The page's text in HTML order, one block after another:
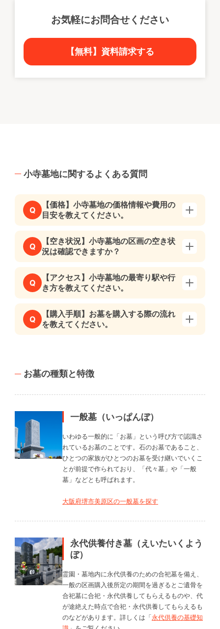
お気軽にお問合せください
【無料】資料請求する
小寺墓地に関するよくある質問
Q
【価格】小寺墓地の価格情報や費用の
目安を教えてください。
Q
【空き状況】小寺墓地の区画の空き状
況は確認できますか？
Q
【アクセス】小寺墓地の最寄り駅や行
き方を教えてください。
Q
【購入手順】お墓を購入する際の流れ
を教えてください。
お墓の種類と特徴
一般墓（いっぱんぼ）
いわゆる一般的に「お墓」という呼び方で認識さ
れているお墓のことです。石のお墓であること、
ひとつの家族がひとつのお墓を受け継いでいくこ
とが前提で作られており、「代々墓」や「一般
墓」などとも呼ばれます。
大阪府堺市美原区の一般墓を探す
永代供養付き墓（えいたいくよう
ぼ）
霊園・墓地内に永代供養のための合祀墓を備え、
一般の区画購入後所定の期間を過ぎるとご遺骨を
合祀墓に合祀・永代供養してもらえるものや、代
が途絶えた時点で合祀・永代供養してもらえるも
のなどがあります。詳しくは「永代供養の基礎知